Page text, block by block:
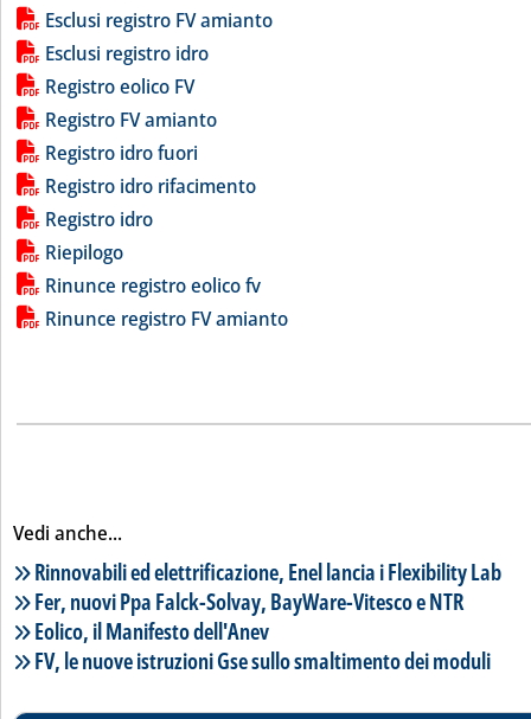
Esclusi registro FV amianto
Esclusi registro idro
Registro eolico FV
Registro FV amianto
Registro idro fuori
Registro idro rifacimento
Registro idro
Riepilogo
Rinunce registro eolico fv
Rinunce registro FV amianto
Vedi anche...
Lista notizie correlate
Rinnovabili ed elettrificazione, Enel lancia i Flexibility Lab
Fer, nuovi Ppa Falck-Solvay, BayWare-Vitesco e NTR
Eolico, il Manifesto dell'Anev
FV, le nuove istruzioni Gse sullo smaltimento dei moduli